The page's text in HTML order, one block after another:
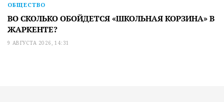
ОБЩЕСТВО
ВО СКОЛЬКО ОБОЙДЕТСЯ «ШКОЛЬНАЯ КОРЗИНА» В
ЖАРКЕНТЕ?
9 АВГУСТА 2026, 14:31